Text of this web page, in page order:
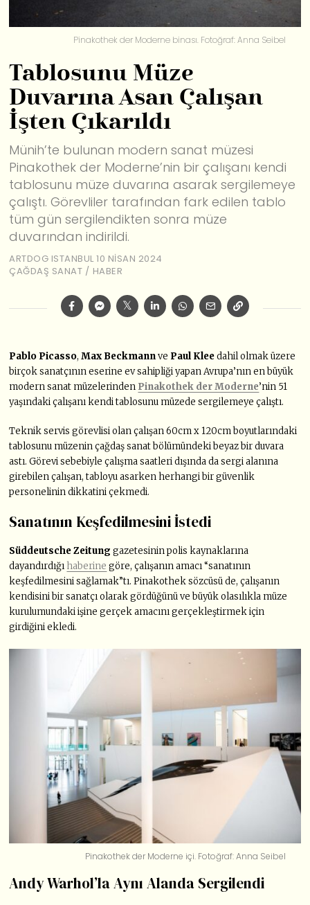
Pinakothek der Moderne binası. Fotoğraf: Anna Seibel
Tablosunu Müze
Duvarına Asan Çalışan
İşten Çıkarıldı
Münih’te bulunan modern sanat müzesi
Pinakothek der Moderne’nin bir çalışanı kendi
tablosunu müze duvarına asarak sergilemeye
çalıştı. Görevliler tarafından fark edilen tablo
tüm gün sergilendikten sonra müze
duvarından indirildi.
ARTDOG ISTANBUL 10 NISAN 2024
ÇAĞDAŞ SANAT / HABER
Pablo Picasso,Max Beckmannve Paul Kleedahil olmak üzere
birçok sanatçının eserine ev sahipliği yapan Avrupa’nın en büyük
modern sanat müzelerinden Pinakothek der Moderne’nin 51
yaşındaki çalışanı kendi tablosunu müzede sergilemeye çalıştı.
Teknik servis görevlisi olan çalışan 60cm x 120cm boyutlarındaki
tablosunu müzenin çağdaş sanat bölümündeki beyaz bir duvara
astı. Görevi sebebiyle çalışma saatleri dışında da sergi alanına
girebilen çalışan, tabloyu asarken herhangi bir güvenlik
personelinin dikkatini çekmedi.
Sanatının Keşfedilmesini İstedi
Süddeutsche Zeitung gazetesinin polis kaynaklarına
dayandırdığı haberine göre, çalışanın amacı “sanatının
keşfedilmesini sağlamak”tı. Pinakothek sözcüsü de, çalışanın
kendisini bir sanatçı olarak gördüğünü ve büyük olasılıkla müze
kurulumundaki işine gerçek amacını gerçekleştirmek için
girdiğini ekledi.
Pinakothek der Moderne içi. Fotoğraf: Anna Seibel
Andy Warhol’la Aynı Alanda Sergilendi